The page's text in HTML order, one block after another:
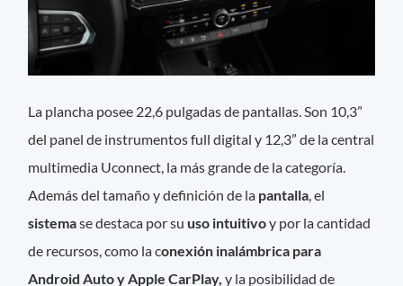
La plancha posee 22,6 pulgadas de pantallas. Son 10,3”
del panel de instrumentos full digital y 12,3” de la central
multimedia Uconnect, la más grande de la categoría.
Además del tamaño y definición de la pantalla, el
sistemase destaca por su uso intuitivoy por la cantidad
de recursos, como la conexión inalámbrica para
Android Auto y Apple CarPlay, y la posibilidad de